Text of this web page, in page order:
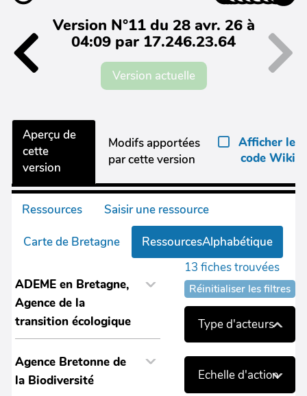
Version N°11 du 28 avr. 26 à
04:09 par 17.246.23.64
Version actuelle
Aperçu de
cette
version
Modifs apportées
par cette version
Afficher le
code Wiki